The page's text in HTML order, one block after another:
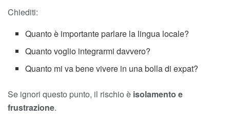
Chiediti:
Quanto è importante parlare la lingua locale?
Quanto voglio integrarmi davvero?
Quanto mi va bene vivere in una bolla di expat?
Se ignori questo punto, il rischio è isolamento e
frustrazione.